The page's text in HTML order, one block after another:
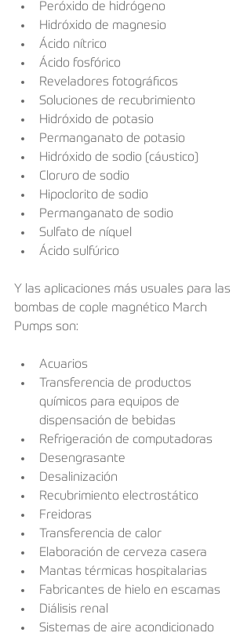
Peróxido de hidrógeno
Hidróxido de magnesio
Ácido nítrico
Ácido fosfórico
Reveladores fotográficos
Soluciones de recubrimiento
Hidróxido de potasio
Permanganato de potasio
Hidróxido de sodio (cáustico)
Cloruro de sodio
Hipoclorito de sodio
Permanganato de sodio
Sulfato de níquel
Ácido sulfúrico
Y las aplicaciones más usuales para las
bombas de cople magnético March
Pumps son:
Acuarios
Transferencia de productos
químicos para equipos de
dispensación de bebidas
Refrigeración de computadoras
Desengrasante
Desalinización
Recubrimiento electrostático
Freidoras
Transferencia de calor
Elaboración de cerveza casera
Mantas térmicas hospitalarias
Fabricantes de hielo en escamas
Diálisis renal
Sistemas de aire acondicionado